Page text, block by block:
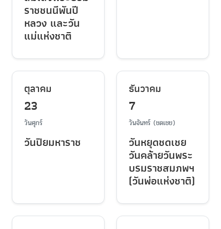
ราชชนนีพันปี
หลวง และวัน
แม่แห่งชาติ
ตุลาคม
23
วันศุกร์
วันปิยมหาราช
ธันวาคม
7
วันจันทร์ (ชดเชย)
วันหยุดชดเชย
วันคล้ายวันพระ
บรมราชสมภพฯ
(วันพ่อแห่งชาติ)